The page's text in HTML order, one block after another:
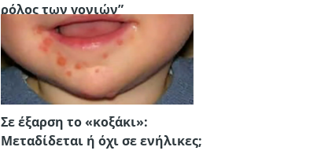
ρόλος των γονιών”
Σε έξαρση το «κοξάκι»:
Μεταδίδεται ή όχι σε ενήλικες;